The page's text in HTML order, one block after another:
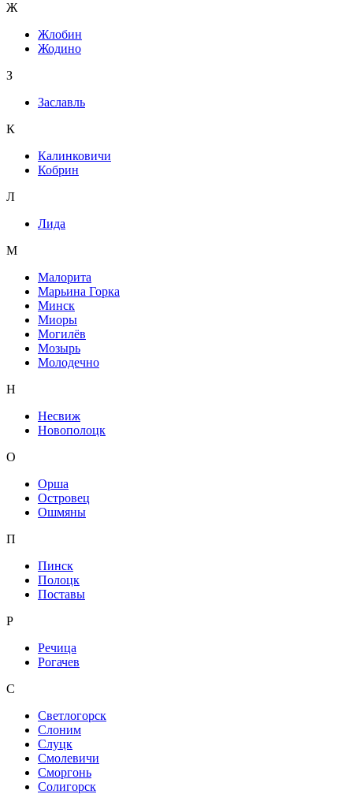
Ж
Жлобин
Жодино
З
Заславль
К
Калинковичи
Кобрин
Л
Лида
М
Малорита
Марьина Горка
Минск
Миоры
Могилёв
Мозырь
Молодечно
Н
Несвиж
Новополоцк
О
Орша
Островец
Ошмяны
П
Пинск
Полоцк
Поставы
Р
Речица
Рогачев
С
Светлогорск
Слоним
Слуцк
Смолевичи
Сморгонь
Солигорск